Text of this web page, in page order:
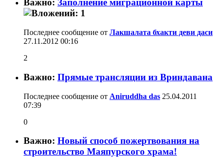
Важно: Заполнение миграционной карты
Последнее сообщение от Лакшалата бхакти деви даси
27.11.2012 00:16
2
Важно: Прямые трансляции из Вриндавана
Последнее сообщение от Aniruddha das 25.04.2011
07:39
0
Важно: Новый способ пожертвования на
строительство Маяпурского храма!